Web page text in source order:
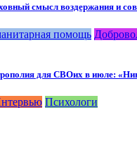
смысл воздержания и
помощь
для СВОих в июле:
Психологи